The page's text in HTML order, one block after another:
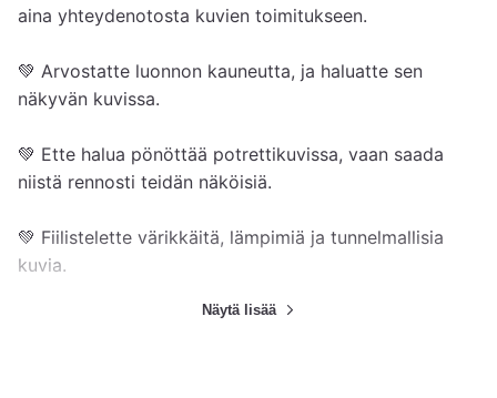
aina yhteydenotosta kuvien toimitukseen.
💚 Arvostatte luonnon kauneutta, ja haluatte sen
näkyvän kuvissa.
💚 Ette halua pönöttää potrettikuvissa, vaan saada
niistä rennosti teidän näköisiä.
💚 Fiilistelette värikkäitä, lämpimiä ja tunnelmallisia
kuvia.
Näytä lisää